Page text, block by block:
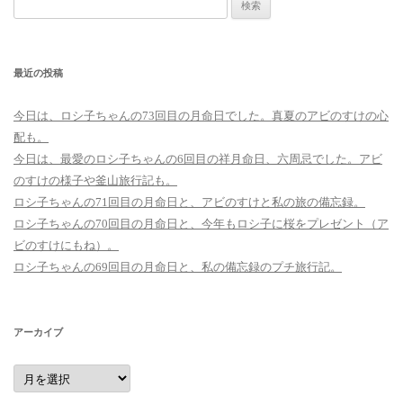
索:
最近の投稿
今日は、ロシ子ちゃんの73回目の月命日でした。真夏のアビのすけの心
配も。
今日は、最愛のロシ子ちゃんの6回目の祥月命日、六周忌でした。アビ
のすけの様子や釜山旅行記も。
ロシ子ちゃんの71回目の月命日と、アビのすけと私の旅の備忘録。
ロシ子ちゃんの70回目の月命日と、今年もロシ子に桜をプレゼント（ア
ビのすけにもね）。
ロシ子ちゃんの69回目の月命日と、私の備忘録のプチ旅行記。
アーカイブ
ア
ー
カ